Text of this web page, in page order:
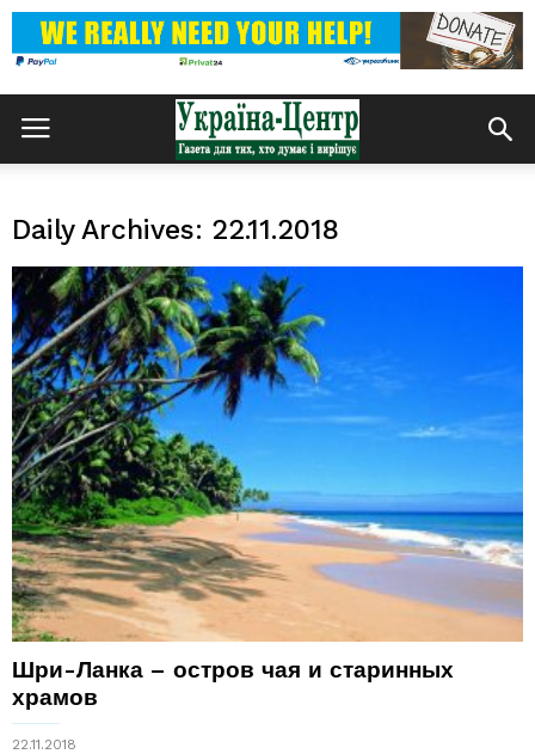
Daily Archives: 22.11.2018
Шри-Ланка – остров чая и старинных
храмов
22.11.2018